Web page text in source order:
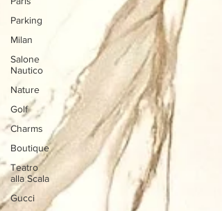
Parking
Milan
Salone
Nautico
Nature
Golf
Charms
Boutique
Teatro
alla Scala
Gucci